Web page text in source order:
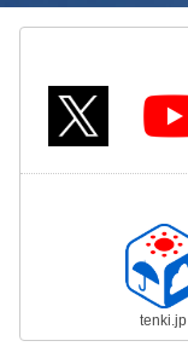
tenki.jp